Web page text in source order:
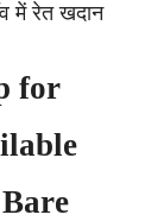
में रेत खदान
for